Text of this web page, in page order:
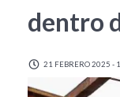
dentro
21 FEBRERO 2025 -